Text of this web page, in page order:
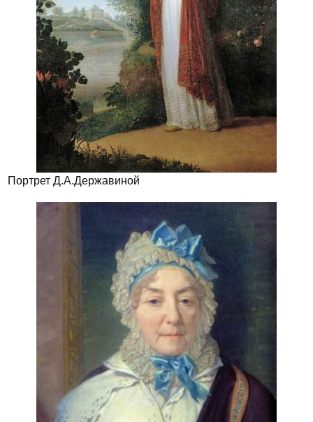
Портрет Д.А.Державиной